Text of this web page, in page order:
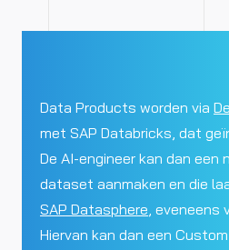
Data Products worden via
met SAP Databricks, dat
De AI-engineer kan dan een
dataset aanmaken en die
SAP Datasphere, eveneens
Hiervan kan dan een